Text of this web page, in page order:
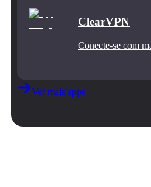
ClearVPN
Conecte‑se com
Ver mais apps